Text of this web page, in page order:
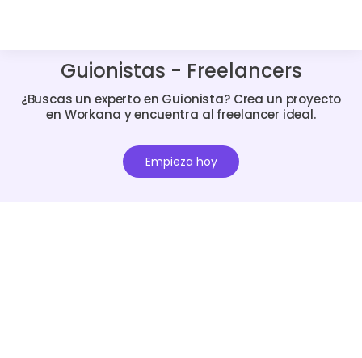
Guionistas - Freelancers
¿Buscas un experto en Guionista? Crea un proyecto
en Workana y encuentra al freelancer ideal.
Empieza hoy